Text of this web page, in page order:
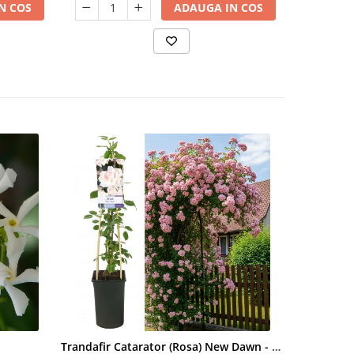
COS ADAUGA IN COS
Trandafir Catarator (Rosa) New Dawn - 75cm